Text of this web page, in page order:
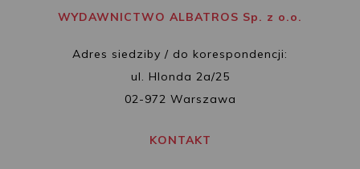
WYDAWNICTWO ALBATROS Sp. z o.o.
Adres siedziby / do korespondencji:
ul. Hlonda 2a/25
02-972 Warszawa
KONTAKT